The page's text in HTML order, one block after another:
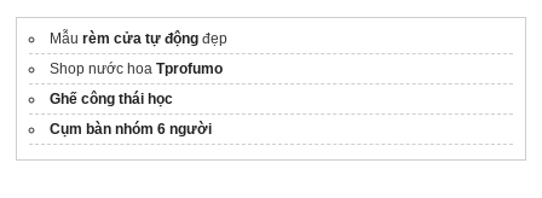
Mẫurèm cửa tự động đẹp
Shop nước hoaTprofumo
Ghế công thái học
Cụm bàn nhóm 6 người